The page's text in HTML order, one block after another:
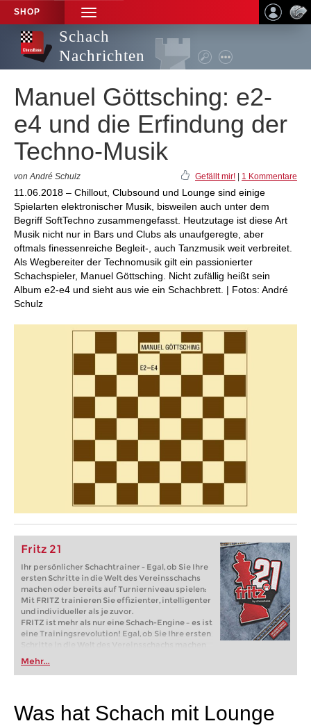
SHOP
TOGGLE
NAVIGATION
Schach
Nachrichten
Manuel Göttsching: e2-
e4 und die Erfindung der
Techno-Musik
von André Schulz Gefällt mir! 1 Kommentare
11.06.2018 – Chillout, Clubsound und Lounge sind einige
Spielarten elektronischer Musik, bisweilen auch unter dem
Begriff SoftTechno zusammengefasst. Heutzutage ist diese Art
Musik nicht nur in Bars und Clubs als unaufgeregte, aber
oftmals finessenreiche Begleit-, auch Tanzmusik weit verbreitet.
Als Wegbereiter der Technomusik gilt ein passionierter
Schachspieler, Manuel Göttsching. Nicht zufällig heißt sein
Album e2-e4 und sieht aus wie ein Schachbrett. | Fotos: André
Schulz
Fritz 21
Ihr persönlicher Schachtrainer - Egal, ob Sie Ihre
ersten Schritte in die Welt des Vereinsschachs
machen oder bereits auf Turnierniveau spielen:
Mit FRITZ trainieren Sie effizienter, intelligenter
und individueller als je zuvor.
FRITZ ist mehr als nur eine Schach-Engine – es ist
eine Trainingsrevolution! Egal, ob Sie Ihre ersten
Schritte in die Welt des Vereinsschachs machen
oder bereits auf Turnierniveau spielen: Mit
FRITZ trainieren Sie effizienter, intelligenter und
individueller als je zuvor.
Mehr...
Was hat Schach mit Lounge